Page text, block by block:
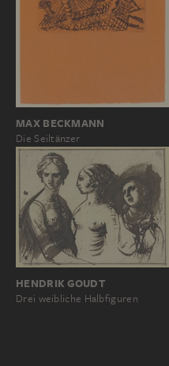
MAX BECKMANN
Die Seiltänzer
HENDRIK GOUDT
Drei weibliche Halbfiguren